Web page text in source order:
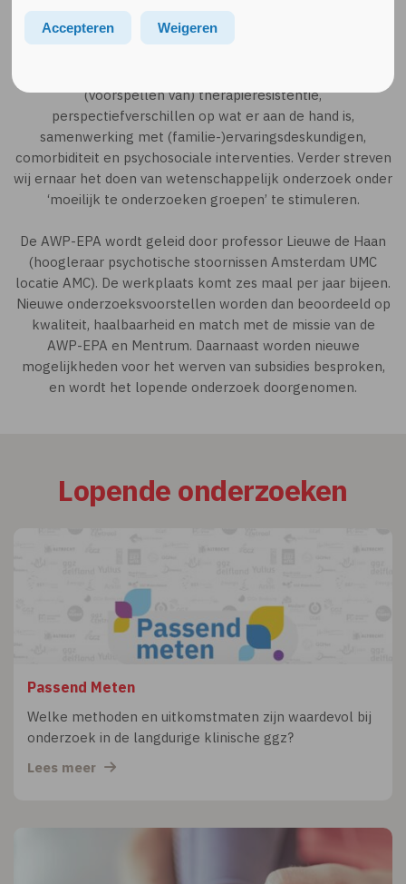
patiënten met andere ernstige psychiatrische
aandoeningen (conform criteria van Delespaul e.a.
(voorspellen van) therapieresistentie,
perspectiefverschillen op wat er aan de hand is,
samenwerking met (familie-)ervaringsdeskundigen,
comorbiditeit en psychosociale interventies. Verder streven
wij ernaar het doen van wetenschappelijk onderzoek onder
‘moeilijk te onderzoeken groepen’ te stimuleren.
De AWP-EPA wordt geleid door professor Lieuwe de Haan
(hoogleraar psychotische stoornissen Amsterdam UMC
locatie AMC). De werkplaats komt zes maal per jaar bijeen.
Nieuwe onderzoeksvoorstellen worden dan beoordeeld op
kwaliteit, haalbaarheid en match met de missie van de
AWP-EPA en Mentrum. Daarnaast worden nieuwe
mogelijkheden voor het werven van subsidies besproken,
en wordt het lopende onderzoek doorgenomen.
Lopende onderzoeken
Passend Meten
Welke methoden en uitkomstmaten zijn waardevol bij
onderzoek in de langdurige klinische ggz?
Lees meer
Accepteren Weigeren